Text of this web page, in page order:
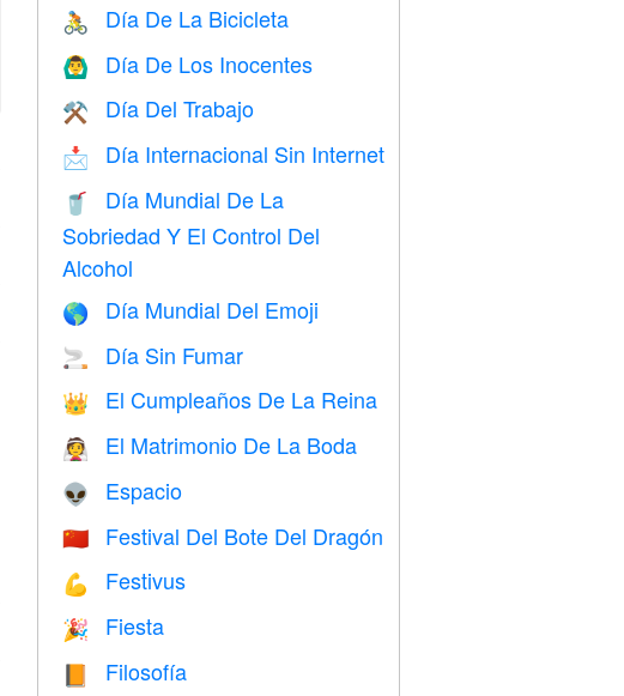
🚴 Día De La Bicicleta
🙆‍♂️ Día De Los Inocentes
⚒️ Día Del Trabajo
📩 Día Internacional Sin Internet
🥤
Día Mundial De La
Sobriedad Y El Control Del
Alcohol
🌎 Día Mundial Del Emoji
🚬 Día Sin Fumar
👑 El Cumpleaños De La Reina
👰 El Matrimonio De La Boda
👽 Espacio
🇨🇳 Festival Del Bote Del Dragón
💪 Festivus
🎉 Fiesta
📙 Filosofía